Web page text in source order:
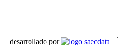
desarrollado por